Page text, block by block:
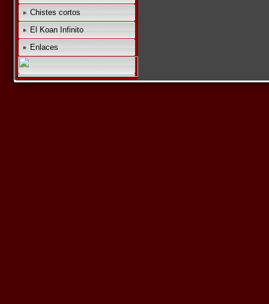
Chistes cortos
El Koan Infinito
Enlaces